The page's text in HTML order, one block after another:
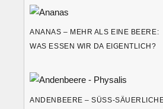
ANANAS – MEHR ALS EINE BEERE:
WAS ESSEN WIR DA EIGENTLICH?
ANDENBEERE – SÜSS-SÄUERLICHE